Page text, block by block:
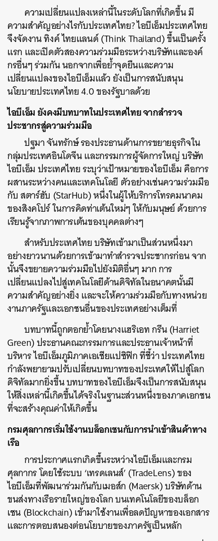
ความเปลี่ยนแปลงเหล่านี้ในระดับโลกที่เกิดขึ้น มี
ความสำคัญอย่างไรกับประเทศไทย? ไอบีเอ็มประเทศไทย
จึงจัดงาน ทิงค์ ไทยแลนด์ (Think Thailand) ขึ้นเป็นครั้ง
แรก และเปิดตัวสองความร่วมมือระหว่างบริษัทและองค์
กรอื่นๆ ร่วมกัน นอกจากเพื่อย้ำจุดยืนและความ
เปลี่ยนแปลงของไอบีเอ็มแล้ว ยังเป็นการสนับสนุน
นโยบายประเทศไทย 4.0 ของรัฐบาลด้วย
ไอบีเอ็ม ยังคงมีบทบาทในประเทศไทย จากสำรวจ
ประชากรสู่ความร่วมมือ
ปฐมา จันทรักษ์ รองประธานด้านการขยายธุรกิจใน
กลุ่มประเทศอินโดจีน และกรรมการผู้จัดการใหญ่ บริษัท
ไอบีเอ็ม ประเทศไทย ระบุว่าเป้าหมายของไอบีเอ็ม คือการ
ผสานระหว่างคนและเทคโนโลยี ตัวอย่างเช่นความร่วมมือ
กับ สตาร์ฮับ (StarHub) หนึ่งในผู้ให้บริการโทรคมนาคม
ของสิงคโปร์ ในการคิดท่าเต้นใหม่ๆ ให้กับมนุษย์ ด้วยการ
เรียนรู้จากภาพการเต้นของบุคคลต่างๆ
สำหรับประเทศไทย บริษัทเข้ามาเป็นส่วนหนึ่งมา
อย่างยาวนานด้วยการเข้ามาทำสำรวจประชากรก่อน จาก
นั้นจึงขยายความร่วมมือไปยังมิติอื่นๆ มาก การ
เปลี่ยนแปลงไปสู่เทคโนโลยีด้านดิจิทัลในอนาคตนั้นมี
ความสำคัญอย่างยิ่ง และจะให้ความร่วมมือกับทางหน่วย
งานภาครัฐและเอกชนอื่นของประเทศอย่างเต็มที่
บทบาทนี้ถูกตอกย้ำโดยนางแฮริเอท กรีน (Harriet
Green) ประธานคณะกรรมการและประธานเจ้าหน้าที่
บริหาร ไอบีเอ็มภูมิภาคเอเชียแปซิฟิก ที่ชี้ว่า ประเทศไทย
กำลังพยายามปรับเปลี่ยนบทบาทของประเทศให้ไปสู่โลก
ดิจิทัลมากยิ่งขึ้น บทบาทของไอบีเอ็มจึงเป็นการสนับสนุน
ให้สิ่งเหล่านี้เกิดขึ้นได้จริงในฐานะส่วนหนึ่งของภาคเอกชน
ที่จะสร้างคุณค่าให้เกิดขึ้น
กรมศุลกากรเริ่มใช้งานบล็อกเชนกับการนำเข้าสินค้าทาง
เรือ
การประกาศแรกเกิดขึ้นระหว่างไอบีเอ็มและกรม
ศุลกากร โดยใช้ระบบ ‘เทรดเลนส์’ (TradeLens) ของ
ไอบีเอ็มที่พัฒนาร่วมกันกับเมอส์ก (Maersk) บริษัทด้าน
ขนส่งทางเรือรายใหญ่ของโลก บนเทคโนโลยีของบล็อก
เชน (Blockchain) เข้ามาใช้งานเพื่อลดปัญหาของเอกสาร
และการตอบสนองต่อนโยบายของภาครัฐเป็นหลัก